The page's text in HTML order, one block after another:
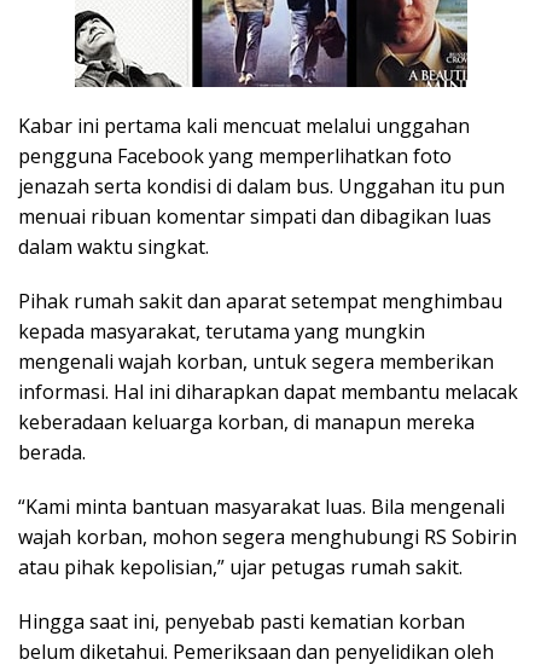
Kabar ini pertama kali mencuat melalui unggahan
pengguna Facebook yang memperlihatkan foto
jenazah serta kondisi di dalam bus. Unggahan itu pun
menuai ribuan komentar simpati dan dibagikan luas
dalam waktu singkat.
Pihak rumah sakit dan aparat setempat menghimbau
kepada masyarakat, terutama yang mungkin
mengenali wajah korban, untuk segera memberikan
informasi. Hal ini diharapkan dapat membantu melacak
keberadaan keluarga korban, di manapun mereka
berada.
“Kami minta bantuan masyarakat luas. Bila mengenali
wajah korban, mohon segera menghubungi RS Sobirin
atau pihak kepolisian,” ujar petugas rumah sakit.
Hingga saat ini, penyebab pasti kematian korban
belum diketahui. Pemeriksaan dan penyelidikan oleh